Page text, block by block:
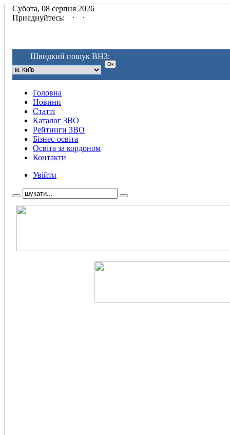
Субота, 08 серпня 2026
Приєднуйтесь:
. .
Швидкий пошук ВНЗ:
Головна
Новини
Статті
Каталог ЗВО
Рейтинги ЗВО
Бізнес-освіта
Освіта за кордоном
Контакти
Увійти